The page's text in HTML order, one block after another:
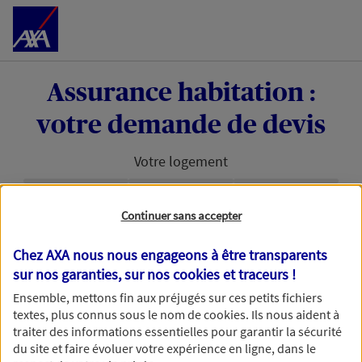
Accéder au Contenu
Assurance habitation :
votre demande de devis
Votre logement
Étape en cours :
nos conseillers de vous accompagner au mieux
dans votre projet d'assurance habitation, nous
avons besoin d'en savoir plus.
Continuer sans accepter
Chez AXA nous nous engageons à être transparents
sur nos garanties, sur noscookies et traceurs !
Ensemble, mettons fin aux préjugés sur ces petits fichiers
textes, plus connus sous le nom decookies. Ils nous aident à
traiter des informations essentielles pour garantir la sécurité
du site et faire évoluer votre expérience en ligne, dans le